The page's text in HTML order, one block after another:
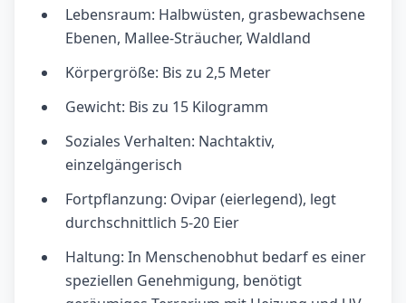
Lebensraum: Halbwüsten, grasbewachsene
Ebenen, Mallee-Sträucher, Waldland
Körpergröße: Bis zu 2,5 Meter
Gewicht: Bis zu 15 Kilogramm
Soziales Verhalten: Nachtaktiv,
einzelgängerisch
Fortpflanzung: Ovipar (eierlegend), legt
durchschnittlich 5-20 Eier
Haltung: In Menschenobhut bedarf es einer
speziellen Genehmigung, benötigt